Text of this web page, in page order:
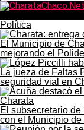
Política
El Municipio de
mejorando el
La jueza de Faltas
seguridad vial en
El subsecretario
con el Municipio de